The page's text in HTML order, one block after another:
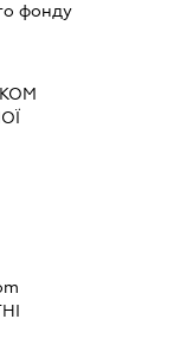
фонду